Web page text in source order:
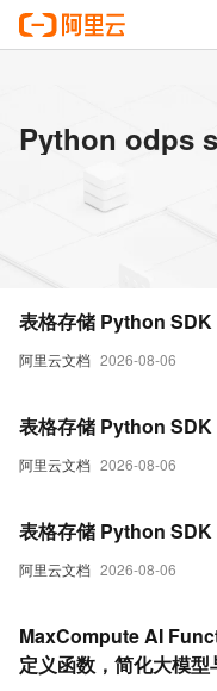
Python odps
阿里云文档 2026-08-06
表格存储 Python
阿里云文档 2026-08-06
表格存储 Python SDK
阿里云文档 2026-08-06
表格存储 Python SDK
MaxCompute AI
定义函数，简化大模